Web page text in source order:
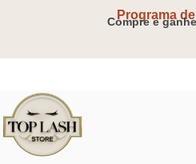
Programa
Compre e